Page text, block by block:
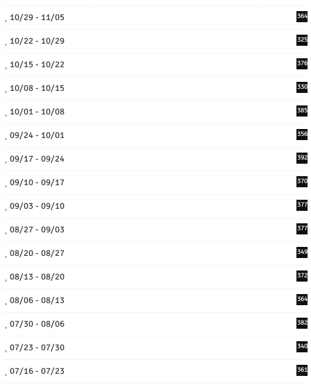
10/29 - 11/05 364
10/22 - 10/29 325
10/15 - 10/22 376
10/08 - 10/15 330
10/01 - 10/08 385
09/24 - 10/01 356
09/17 - 09/24 392
09/10 - 09/17 370
09/03 - 09/10 377
08/27 - 09/03 377
08/20 - 08/27 349
08/13 - 08/20 372
08/06 - 08/13 364
07/30 - 08/06 382
07/23 - 07/30 340
07/16 - 07/23 361